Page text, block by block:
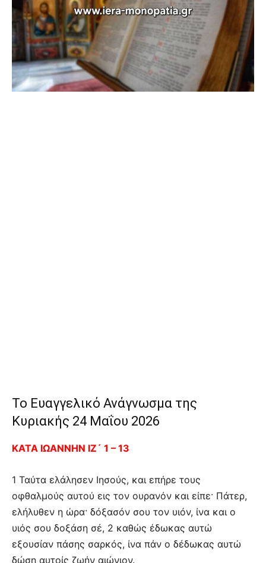
Το Ευαγγελικό Ανάγνωσμα της
Κυριακής 24 Μαΐου 2026
ΚΑΤΑ ΙΩΑΝΝΗΝ ΙΖ´ 1 – 13
1 Ταύτα ελάλησεν Ιησούς, και επήρε τους
οφθαλμούς αυτού εις τον ουρανόν και είπε· Πάτερ,
ελήλυθεν η ώρα· δόξασόν σου τον υιόν, ίνα και ο
υιός σου δοξάση σέ, 2 καθώς έδωκας αυτώ
εξουσίαν πάσης σαρκός, ίνα πάν ο δέδωκας αυτώ
δώση αυτοίς ζωήν αιώνιον.